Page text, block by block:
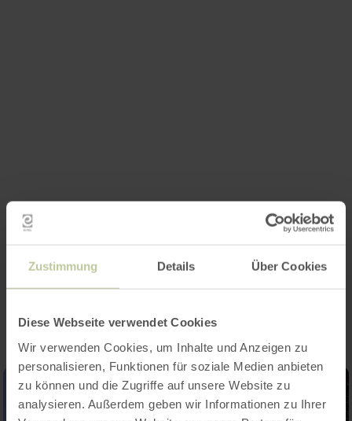
Zustimmung Details Über Cookies
Diese Webseite verwendet Cookies
Wir verwenden Cookies, um Inhalte und Anzeigen zu
personalisieren, Funktionen für soziale Medien anbieten
zu können und die Zugriffe auf unsere Website zu
analysieren. Außerdem geben wir Informationen zu Ihrer
Impressies